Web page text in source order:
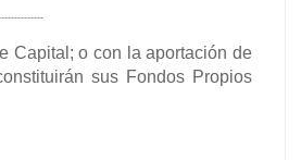
Capital; o con la aportación de
sus Fondos Propios